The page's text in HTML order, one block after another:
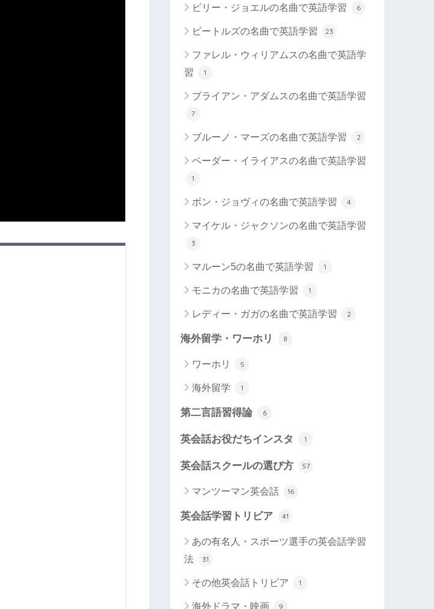
ビリー・ジョエルの名曲で英語学習 6
ビートルズの名曲で英語学習 23
ファレル・ウィリアムスの名曲で英語学
習
1
ブライアン・アダムスの名曲で英語学習
7
ブルーノ・マーズの名曲で英語学習 2
ペーダー・イライアスの名曲で英語学習
1
ボン・ジョヴィの名曲で英語学習 4
マイケル・ジャクソンの名曲で英語学習
3
マルーン5の名曲で英語学習 1
モニカの名曲で英語学習 1
レディー・ガガの名曲で英語学習 2
海外留学・ワーホリ 8
ワーホリ 5
海外留学 1
第二言語習得論 6
英会話お役だちインスタ 1
英会話スクールの選び方 57
マンツーマン英会話 16
英会話学習トリビア 41
あの有名人・スポーツ選手の英会話学習
法
31
その他英会話トリビア 1
海外ドラマ・映画 9